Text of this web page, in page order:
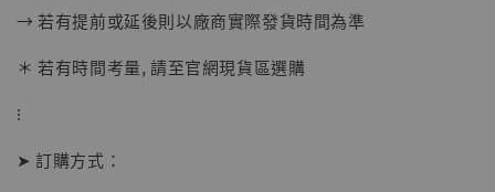
NT$ 1,500
→ 若有提前或延後則以廠商實際發貨時間為準
＊ 若有時間考量, 請至官網現貨區選購
⁝
➤ 訂購方式：